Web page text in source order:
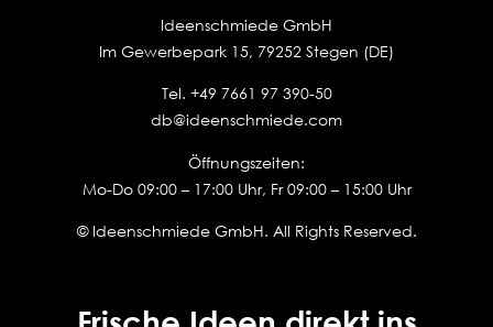
Ideenschmiede GmbH
Im Gewerbepark 15, 79252 Stegen (DE)
Tel. +49 7661 97 390-50
db@ideenschmiede.com
Öffnungszeiten:
Mo-Do 09:00 – 17:00 Uhr, Fr 09:00 – 15:00 Uhr
© Ideenschmiede GmbH. All Rights Reserved.